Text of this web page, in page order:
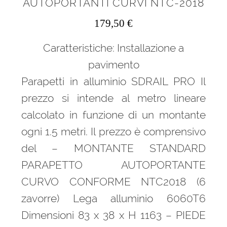
AUTOPORTANTI CURVI NTC-2018
179,50 €
Caratteristiche: Installazione a
pavimento
Parapetti in alluminio SDRAIL PRO Il
prezzo si intende al metro lineare
calcolato in funzione di un montante
ogni 1.5 metri. Il prezzo è comprensivo
del – MONTANTE STANDARD
PARAPETTO AUTOPORTANTE
CURVO CONFORME NTC2018 (6
zavorre) Lega alluminio 6060T6
Dimensioni 83 x 38 x H 1163 – PIEDE